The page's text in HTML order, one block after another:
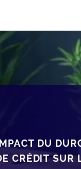
DU
CRÉDIT SUR